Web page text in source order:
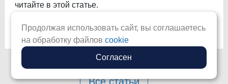
читайте в этой статье.
Читать статью
Все статьи
Продолжая использовать сайт, вы соглашаетесь
на обработку файловcookie
Согласен